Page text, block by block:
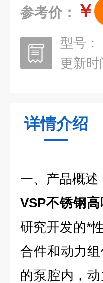
参考价： ￥
型号：
更新时
详情介绍
一、产品概述
VSP不锈钢
研究开发的*
合件和动力
的泵腔内，